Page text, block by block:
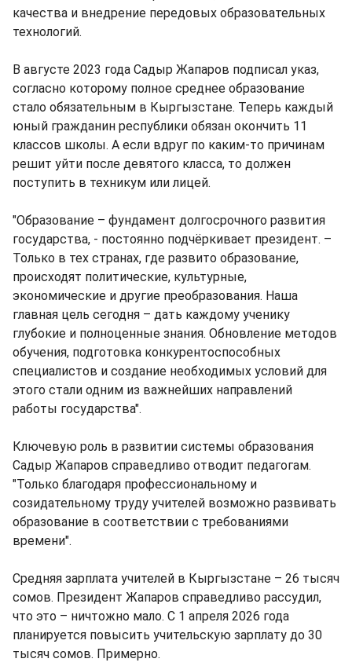
качества и внедрение передовых образовательных
технологий.
В августе 2023 года Садыр Жапаров подписал указ,
согласно которому полное среднее образование
стало обязательным в Кыргызстане. Теперь каждый
юный гражданин республики обязан окончить 11
классов школы. А если вдруг по каким-то причинам
решит уйти после девятого класса, то должен
поступить в техникум или лицей.
"Образование – фундамент долгосрочного развития
государства, - постоянно подчёркивает президент. –
Только в тех странах, где развито образование,
происходят политические, культурные,
экономические и другие преобразования. Наша
главная цель сегодня – дать каждому ученику
глубокие и полноценные знания. Обновление методов
обучения, подготовка конкурентоспособных
специалистов и создание необходимых условий для
этого стали одним из важнейших направлений
работы государства".
Ключевую роль в развитии системы образования
Садыр Жапаров справедливо отводит педагогам.
"Только благодаря профессиональному и
созидательному труду учителей возможно развивать
образование в соответствии с требованиями
времени".
Средняя зарплата учителей в Кыргызстане – 26 тысяч
сомов. Президент Жапаров справедливо рассудил,
что это – ничтожно мало. С 1 апреля 2026 года
планируется повысить учительскую зарплату до 30
тысяч сомов. Примерно.